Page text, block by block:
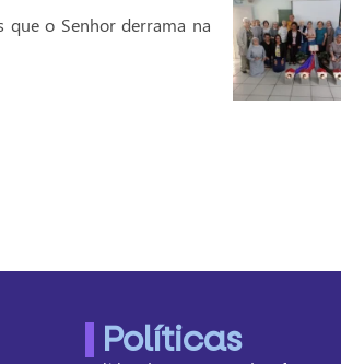
que o Senhor derrama na
Políticas